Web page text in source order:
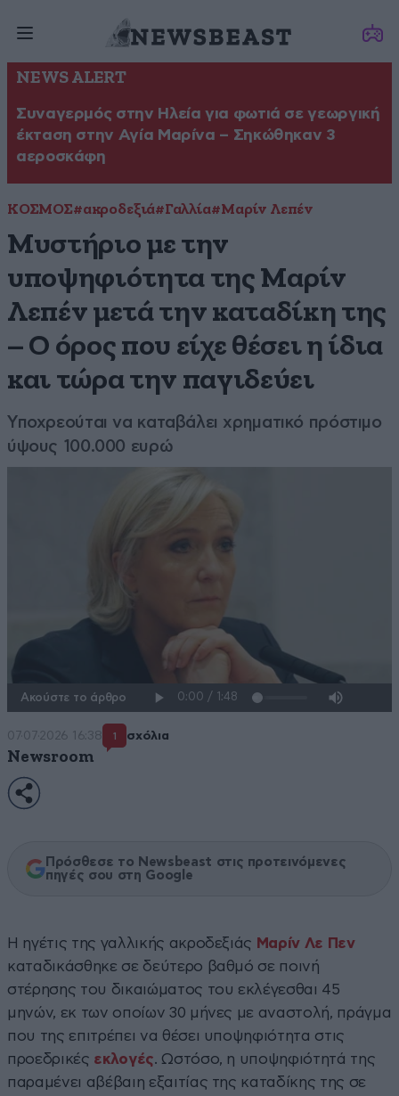
NEWS ALERT
Συναγερμός στην Ηλεία για φωτιά σε γεωργική
έκταση στην Αγία Μαρίνα – Σηκώθηκαν 3
αεροσκάφη
ΚΟΣΜΟΣ#ακροδεξιά#Γαλλία#Μαρίν Λεπέν
Μυστήριο με την
υποψηφιότητα της Μαρίν
Λεπέν μετά την καταδίκη της
– Ο όρος που είχε θέσει η ίδια
και τώρα την παγιδεύει
Υποχρεούται να καταβάλει χρηματικό πρόστιμο
ύψους 100.000 ευρώ
Ακούστε το άρθρο
07·07·2026 16:38 1 σχόλια
Newsroom
Πρόσθεσε το Newsbeast στις προτεινόμενες
πηγές σου στη Google
Η ηγέτις της γαλλικής ακροδεξιάς Μαρίν Λε Πεν
καταδικάσθηκε σε δεύτερο βαθμό σε ποινή
στέρησης του δικαιώματος του εκλέγεσθαι 45
μηνών, εκ των οποίων 30 μήνες με αναστολή, πράγμα
που της επιτρέπει να θέσει υποψηφιότητα στις
προεδρικές εκλογές. Ωστόσο, η υποψηφιότητά της
παραμένει αβέβαιη εξαιτίας της καταδίκης της σε